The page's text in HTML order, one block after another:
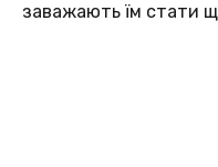
заважають їм стати